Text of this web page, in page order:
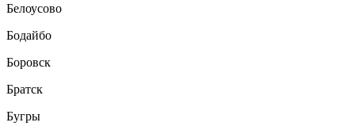
Белоусово
Бодайбо
Боровск
Братск
Бугры